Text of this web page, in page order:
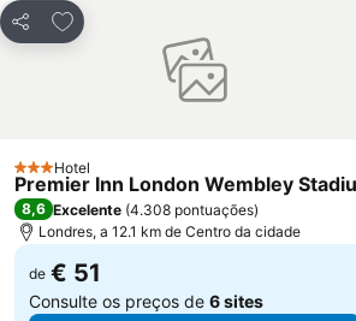
Partilhar
Adicionar aos favoritos
3 Estrelas
Hotel
Premier Inn London Wembley
8,6 Excelente (4.308 pontuações)
Londres, a 12.1 km de Centro da cidade
de € 51
Consulte os preços de 6 sites